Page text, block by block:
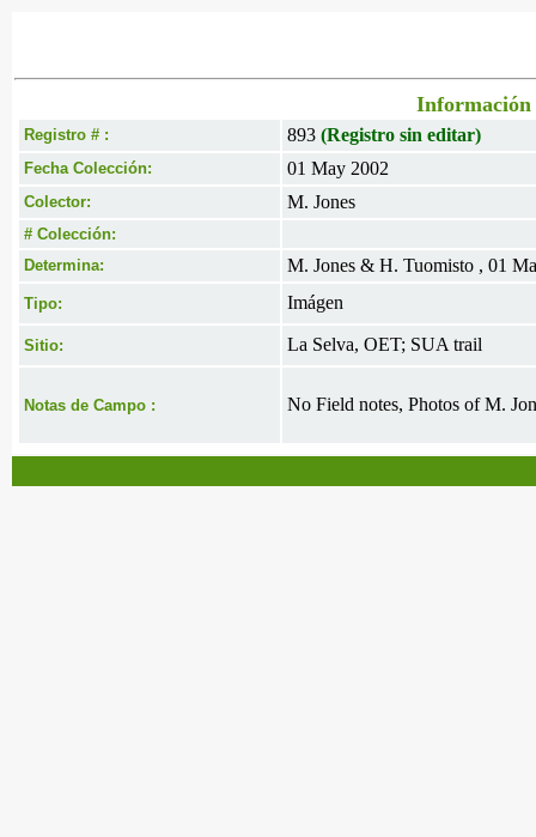
Información
Registro # : 893 (Registro sin editar)
Fecha Colección: 01 May 2002
Colector: M. Jones
# Colección:
Determina:
M. Jones & H. Tuomisto , 01
Tipo: Imágen
Sitio: La Selva, OET; SUA trail
Notas de Campo : No Field notes, Photos of M.